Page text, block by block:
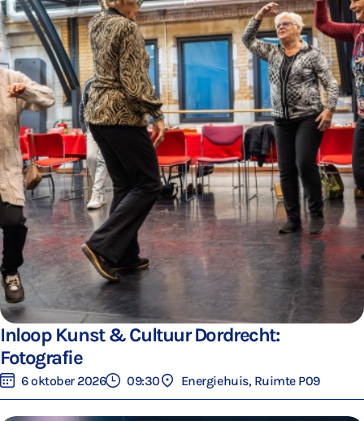
Inloop Kunst & Cultuur Dordrecht:
Fotografie
6 oktober 2026 09:30 Energiehuis, Ruimte P09